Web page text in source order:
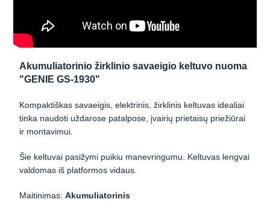
Akumuliatorinio žirklinio savaeigio keltuvo nuoma
"GENIE GS-1930"
Kompaktiškas savaeigis, elektrinis, žirklinis keltuvas idealiai
tinka naudoti uždarose patalpose, įvairių prietaisų priežiūrai
ir montavimui.
Šie keltuvai pasižymi puikiu manevringumu. Keltuvas lengvai
valdomas iš platformos vidaus.
Maitinimas:Akumuliatorinis